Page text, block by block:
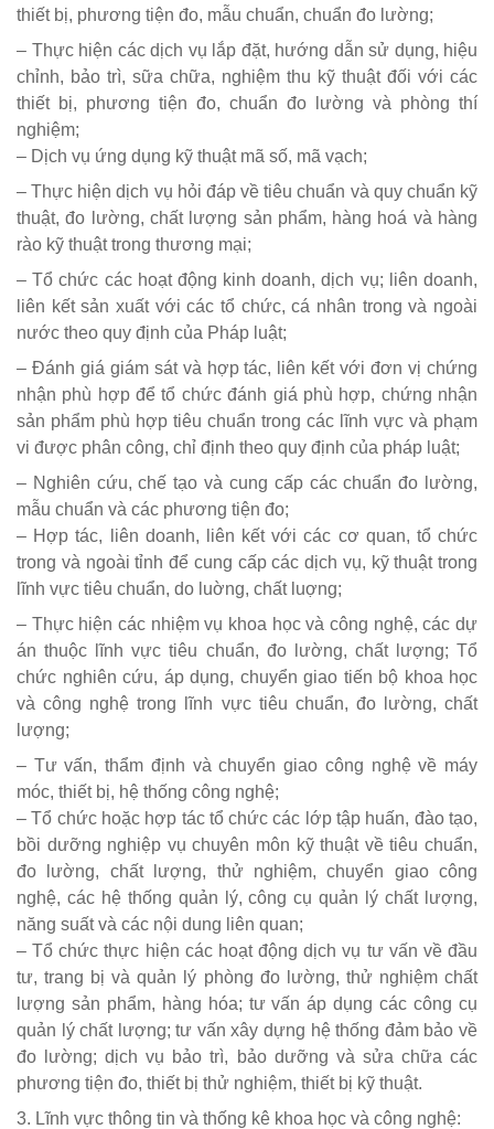
thiết bị, phương tiện đo, mẫu chuẩn, chuẩn đo lường;
– Thực hiện các dịch vụ lắp đặt, hướng dẫn sử dụng, hiệu
chỉnh, bảo trì, sữa chữa, nghiệm thu kỹ thuật đối với các
thiết bị, phương tiện đo, chuẩn đo lường và phòng thí
nghiệm;
– Dịch vụ ứng dụng kỹ thuật mã số, mã vạch;
– Thực hiện dịch vụ hỏi đáp về tiêu chuẩn và quy chuẩn kỹ
thuật, đo lường, chất lượng sản phẩm, hàng hoá và hàng
rào kỹ thuật trong thương mại;
– Tổ chức các hoạt động kinh doanh, dịch vụ; liên doanh,
liên kết sản xuất với các tổ chức, cá nhân trong và ngoài
nước theo quy định của Pháp luật;
– Đánh giá giám sát và hợp tác, liên kết với đơn vị chứng
nhận phù hợp để tổ chức đánh giá phù hợp, chứng nhận
sản phẩm phù hợp tiêu chuẩn trong các lĩnh vực và phạm
vi được phân công, chỉ định theo quy định của pháp luật;
– Nghiên cứu, chế tạo và cung cấp các chuẩn đo lường,
mẫu chuẩn và các phương tiện đo;
– Hợp tác, liên doanh, liên kết với các cơ quan, tổ chức
trong và ngoài tỉnh để cung cấp các dịch vụ, kỹ thuật trong
lĩnh vực tiêu chuẩn, do luờng, chất luợng;
– Thực hiện các nhiệm vụ khoa học và công nghệ, các dự
án thuộc lĩnh vực tiêu chuẩn, đo lường, chất lượng; Tổ
chức nghiên cứu, áp dụng, chuyển giao tiến bộ khoa học
và công nghệ trong lĩnh vực tiêu chuẩn, đo lường, chất
lượng;
– Tư vấn, thẩm định và chuyển giao công nghệ về máy
móc, thiết bị, hệ thống công nghệ;
– Tổ chức hoặc hợp tác tổ chức các lớp tập huấn, đào tạo,
bồi dưỡng nghiệp vụ chuyên môn kỹ thuật về tiêu chuẩn,
đo lường, chất lượng, thử nghiệm, chuyển giao công
nghệ, các hệ thống quản lý, công cụ quản lý chất lượng,
năng suất và các nội dung liên quan;
– Tổ chức thực hiện các hoạt động dịch vụ tư vấn về đầu
tư, trang bị và quản lý phòng đo lường, thử nghiệm chất
lượng sản phẩm, hàng hóa; tư vấn áp dụng các công cụ
quản lý chất lượng; tư vấn xây dựng hệ thống đảm bảo về
đo lường; dịch vụ bảo trì, bảo dưỡng và sửa chữa các
phương tiện đo, thiết bị thử nghiệm, thiết bị kỹ thuật.
3. Lĩnh vực thông tin và thống kê khoa học và công nghệ: